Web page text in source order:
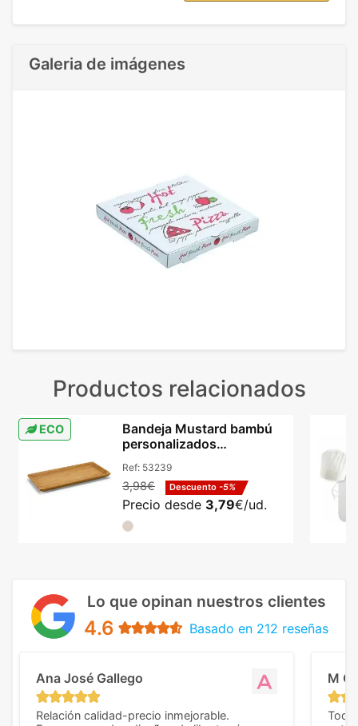
Galeria de imágenes
Productos relacionados
ECO
Bandeja Mustard bambú
personalizados
natural
Ref: 53239
3,98€ Descuento -5%
Precio desde 3,79€/ud.
Lo que opinan nuestros clientes
4.6 Basado en 212 reseñas
Ana José Gallego
Relación calidad-precio inmejorable.
M C
Todo